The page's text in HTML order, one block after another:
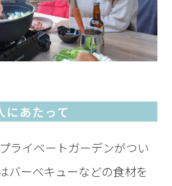
にあたって
ライベートガーデンがつい
バーベキューなどの食材を